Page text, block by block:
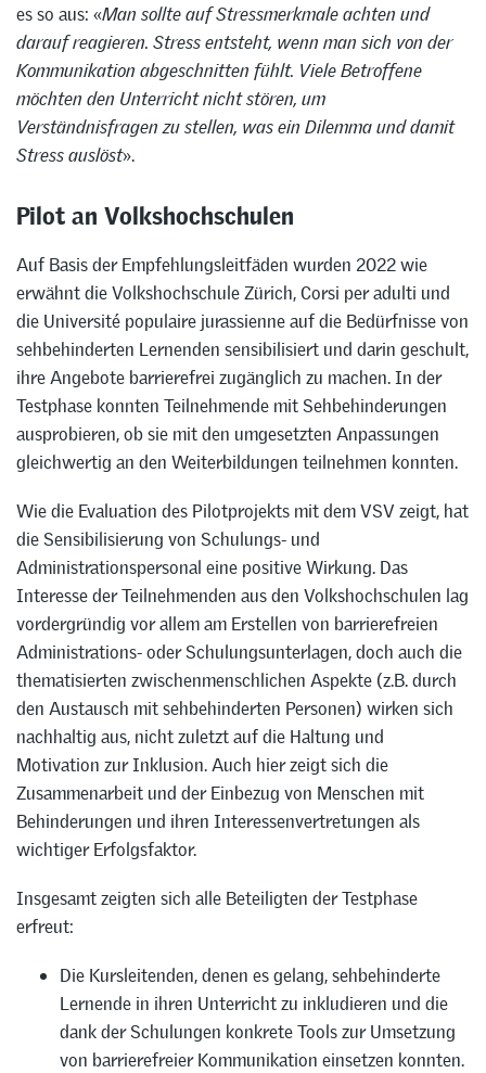
es so aus: «Man sollte auf Stressmerkmale achten und
darauf reagieren. Stress entsteht, wenn man sich von der
Kommunikation abgeschnitten fühlt. Viele Betroffene
möchten den Unterricht nicht stören, um
Verständnisfragen zu stellen, was ein Dilemma und damit
Stress auslöst».
Pilot an Volkshochschulen
Auf Basis der Empfehlungsleitfäden wurden 2022 wie
erwähnt die Volkshochschule Zürich, Corsi per adulti und
die Université populaire jurassienne auf die Bedürfnisse von
sehbehinderten Lernenden sensibilisiert und darin geschult,
ihre Angebote barrierefrei zugänglich zu machen. In der
Testphase konnten Teilnehmende mit Sehbehinderungen
ausprobieren, ob sie mit den umgesetzten Anpassungen
gleichwertig an den Weiterbildungen teilnehmen konnten.
Wie die Evaluation des Pilotprojekts mit dem VSV zeigt, hat
die Sensibilisierung von Schulungs- und
Administrationspersonal eine positive Wirkung. Das
Interesse der Teilnehmenden aus den Volkshochschulen lag
vordergründig vor allem am Erstellen von barrierefreien
Administrations- oder Schulungsunterlagen, doch auch die
thematisierten zwischenmenschlichen Aspekte (z.B. durch
den Austausch mit sehbehinderten Personen) wirken sich
nachhaltig aus, nicht zuletzt auf die Haltung und
Motivation zur Inklusion. Auch hier zeigt sich die
Zusammenarbeit und der Einbezug von Menschen mit
Behinderungen und ihren Interessenvertretungen als
wichtiger Erfolgsfaktor.
Insgesamt zeigten sich alle Beteiligten der Testphase
erfreut:
Die Kursleitenden, denen es gelang, sehbehinderte
Lernende in ihren Unterricht zu inkludieren und die
dank der Schulungen konkrete Tools zur Umsetzung
von barrierefreier Kommunikation einsetzen konnten.